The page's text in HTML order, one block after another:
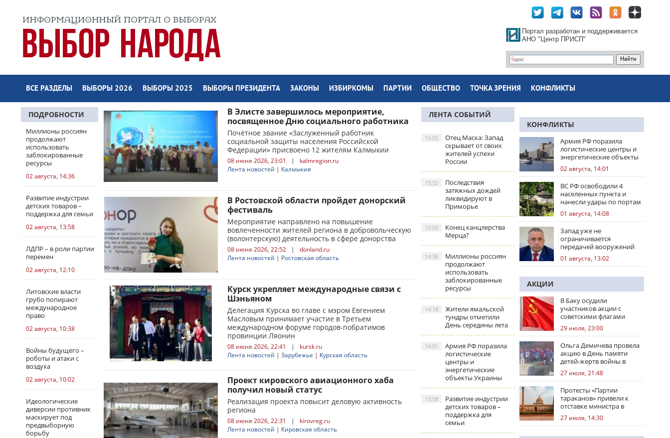
Портал разработан и поддерживается
АНО "Центр ПРИСП"
ВСЕ РАЗДЕЛЫ ВЫБОРЫ 2026 ВЫБОРЫ 2025 ВЫБОРЫ ПРЕЗИДЕНТА ЗАКОНЫ ИЗБИРКОМЫ ПАРТИИ ОБЩЕСТВО ТОЧКА ЗРЕНИЯ КОНФЛИКТЫ
ПОДРОБНОСТИ
Миллионы россиян
продолжают
использовать
заблокированные
ресурсы
02 августа, 14:36
Развитие индустрии
детских товаров –
поддержка для семьи
02 августа, 13:58
ЛДПР – в роли партии
перемен
02 августа, 12:10
Литовские власти
грубо попирают
международное
право
02 августа, 10:38
Войны будущего –
роботы и атаки с
воздуха
02 августа, 10:02
Идеологические
диверсии противник
маскирует под
предвыборную
борьбу
В Элисте завершилось мероприятие,
посвященное Дню социального работника
Почётное звание «Заслуженный работник
социальной защиты населения Российской
Федерации» присвоено 12 жителям Калмыкии
08 июня 2026, 23:01 |
kalmregion.ru
Лента новостей | Калмыкия
В Ростовской области пройдет донорский
фестиваль
Мероприятие направлено на повышение
вовлеченности жителей региона в добровольческую
(волонтерскую) деятельность в сфере донорства
08 июня 2026, 22:52 |
donland.ru
Лента новостей | Ростовская область
Курск укрепляет международные связи с
Шэньяном
Делегация Курска во главе с мэром Евгением
Масловым принимает участие в Третьем
международном форуме городов-побратимов
провинции Ляонин
08 июня 2026, 22:41 |
kursk.ru
Лента новостей | Зарубежье | Курская область
Проект кировского авиационного хаба
получил новый статус
Реализация проекта повысит деловую активность
региона
08 июня 2026, 22:31 |
kirovreg.ru
Лента новостей | Кировская область
ЛЕНТА СОБЫТИЙ
Отец Маска: Запад
скрывает от своих
жителей успехи
России
15:55
Последствия
затяжных дождей
ликвидируют в
Приморье
15:52
Конец канцлерства
Мерца?
15:05
Миллионы россиян
продолжают
использовать
заблокированные
ресурсы
14:36
Жители ямальской
тундры отметили
День середины лета
14:18
Армия РФ поразила
логистические
центры и
энергетические
объекты Украины
14:01
Развитие индустрии
детских товаров –
поддержка для
семьи
13:58
КОНФЛИКТЫ
Армия РФ поразила
логистические центры и
энергетические объекты
Украины
02 августа, 14:01
ВС РФ освободили 4
населенных пункта и
нанесли удары по портам
Одессы
01 августа, 14:08
Запад уже не
ограничивается
передачей вооружений
01 августа, 13:02
АКЦИИ
В Баку осудили
участников акции с
советскими флагами
29 июля, 23:00
Ольга Демичева провела
акцию в День памяти
детей-жертв войны в
Донбассе
27 июля, 21:48
Протесты «Партии
тараканов» привели к
отставке министра в
Индии
27 июля, 14:30